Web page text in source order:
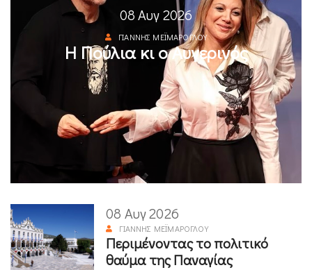
08 Αυγ 2026
ΓΙΆΝΝΗΣ ΜΕΪΜΆΡΟΓΛΟΥ
Η Πούλια κι ο Αυγερινός
08 Αυγ 2026
ΓΙΆΝΝΗΣ ΜΕΪΜΆΡΟΓΛΟΥ
Περιμένοντας το πολιτικό
θαύμα της Παναγίας